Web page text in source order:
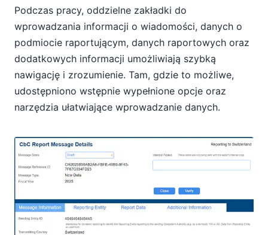
Podczas pracy, oddzielne zakładki do
wprowadzania informacji o wiadomości, danych o
podmiocie raportującym, danych raportowych oraz
dodatkowych informacji umożliwiają szybką
nawigację i zrozumienie. Tam, gdzie to możliwe,
udostępniono wstępnie wypełnione opcje oraz
narzędzia ułatwiające wprowadzanie danych.